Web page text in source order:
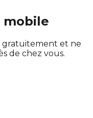
mobile
gratuitement et ne
de chez vous.